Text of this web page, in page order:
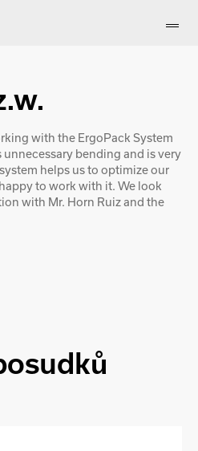
with the ErgoPack System
unnecessary bending and is very
helps us to optimize our
to work with it. We look
with Mr. Horn Ruiz and the